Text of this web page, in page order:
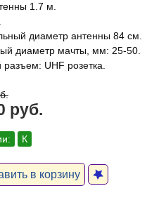
1.7 м.
диаметр антенны 84 см.
диаметр мачты, мм: 25-50.
UHF розетка.
руб.
К
в корзину